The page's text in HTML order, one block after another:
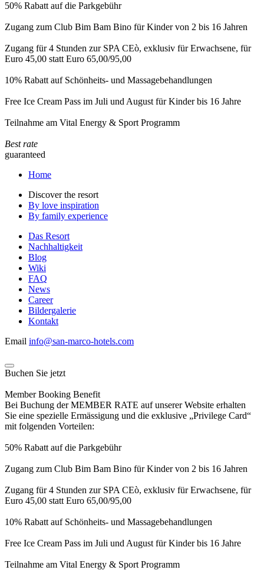
50% Rabatt auf die Parkgebühr
Zugang zum Club Bim Bam Bino für Kinder von 2 bis 16 Jahren
Zugang für 4 Stunden zur SPA CEò, exklusiv für Erwachsene, für
Euro 45,00 statt Euro 65,00/95,00
10% Rabatt auf Schönheits- und Massagebehandlungen
Free Ice Cream Pass im Juli und August für Kinder bis 16 Jahre
Teilnahme am Vital Energy & Sport Programm
Best rate
guaranteed
Home
Discover the resort
By love inspiration
By family experience
Das Resort
Nachhaltigkeit
Blog
Wiki
FAQ
News
Career
Bildergalerie
Kontakt
Email info@san-marco-hotels.com
Buchen Sie jetzt
Member Booking Benefit
Bei Buchung der MEMBER RATE auf unserer Website erhalten
Sie eine spezielle Ermässigung und die exklusive „Privilege Card“
mit folgenden Vorteilen:
50% Rabatt auf die Parkgebühr
Zugang zum Club Bim Bam Bino für Kinder von 2 bis 16 Jahren
Zugang für 4 Stunden zur SPA CEò, exklusiv für Erwachsene, für
Euro 45,00 statt Euro 65,00/95,00
10% Rabatt auf Schönheits- und Massagebehandlungen
Free Ice Cream Pass im Juli und August für Kinder bis 16 Jahre
Teilnahme am Vital Energy & Sport Programm